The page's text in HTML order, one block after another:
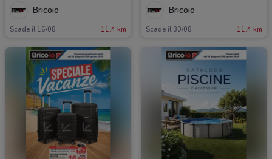
Bricoio
Scade il 16/08 11.4 km
Bricoio
Scade il 30/08 11.4 km